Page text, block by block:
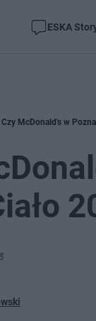
ESKA
Czy McDonald's w